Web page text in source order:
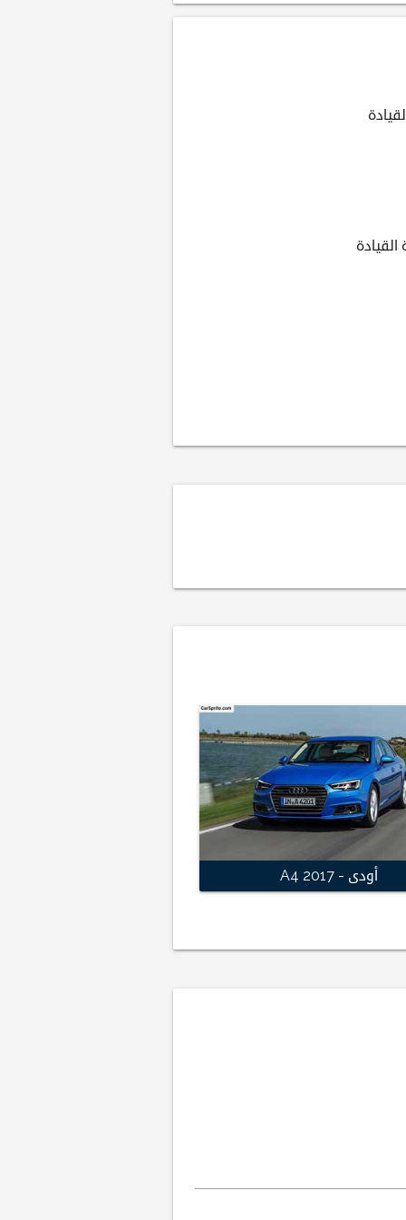
أودى - A4 2017